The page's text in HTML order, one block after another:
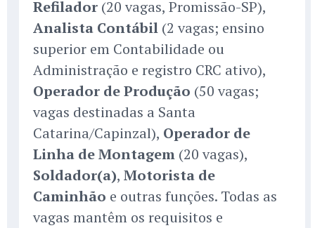
Refilador (20 vagas, Promissão-SP),
Analista Contábil (2 vagas; ensino
superior em Contabilidade ou
Administração e registro CRC ativo),
Operador de Produção (50 vagas;
vagas destinadas a Santa
Catarina/Capinzal), Operador de
Linha de Montagem (20 vagas),
Soldador(a), Motorista de
Caminhão e outras funções. Todas as
vagas mantêm os requisitos e